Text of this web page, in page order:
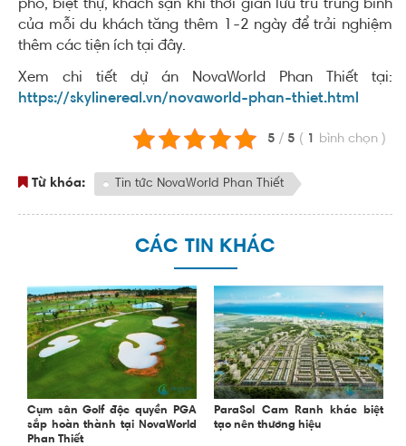
phố, biệt thự, khách sạn khi thời gian lưu trú trung bình
của mỗi du khách tăng thêm 1-2 ngày để trải nghiệm
thêm các tiện ích tại đây.
Xem chi tiết dự án NovaWorld Phan Thiết tại:
https://skylinereal.vn/novaworld-phan-thiet.html
5 / 5 ( 1 bình chọn )
Từ khóa: Tin tức NovaWorld Phan Thiết
CÁC TIN KHÁC
Cụm sân Golf độc quyền PGA
sắp hoàn thành tại NovaWorld
Phan Thiết
ParaSol Cam Ranh khác biệt
tạo nên thương hiệu